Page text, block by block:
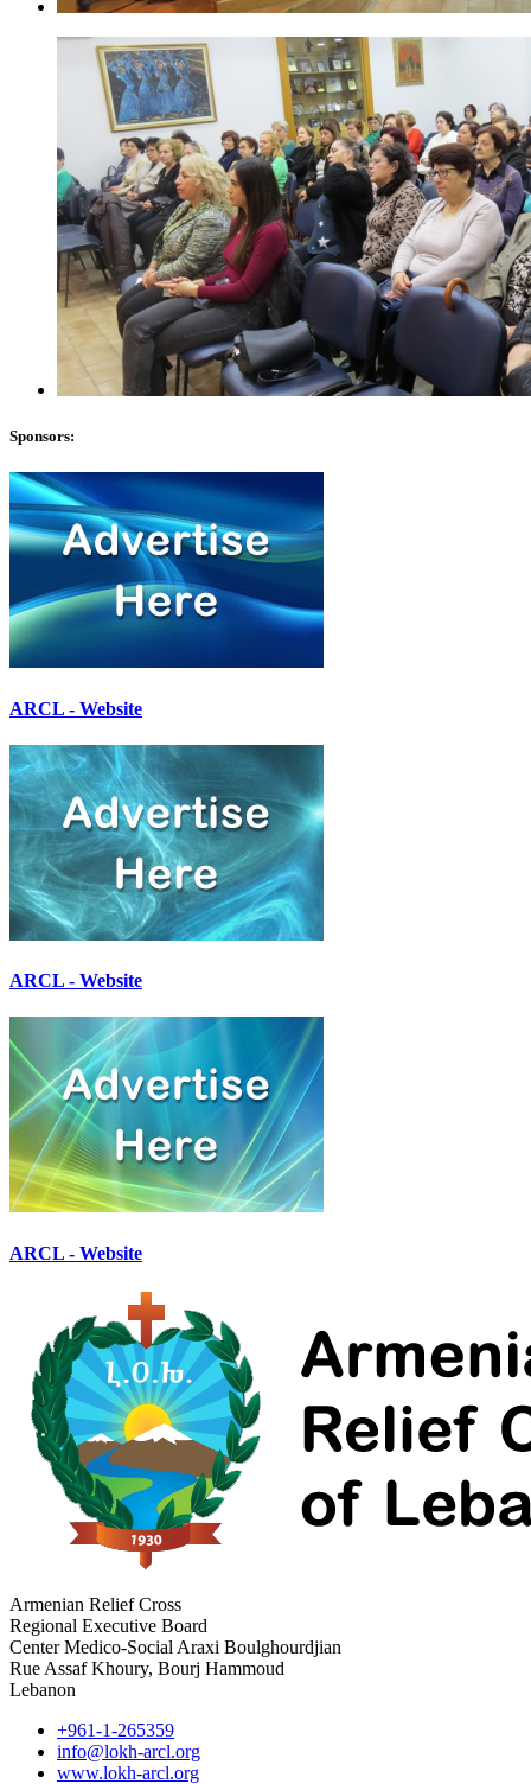
Sponsors:
ARCL - Website
ARCL - Website
ARCL - Website
Armenian Relief Cross
Regional Executive Board
Center Medico-Social Araxi Boulghourdjian
Rue Assaf Khoury, Bourj Hammoud
Lebanon
+961-1-265359
info@lokh-arcl.org
www.lokh-arcl.org